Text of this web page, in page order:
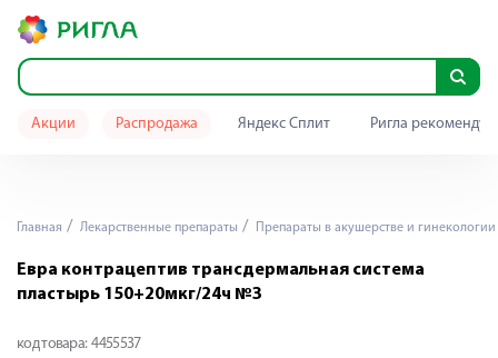
Акции Распродажа Яндекс Сплит Ригла
Главная Лекарственные препараты Препараты в акушерстве и гинекологии
Евра контрацептив трансдермальная система
пластырь 150+20мкг/24ч №3
код товара: 4455537